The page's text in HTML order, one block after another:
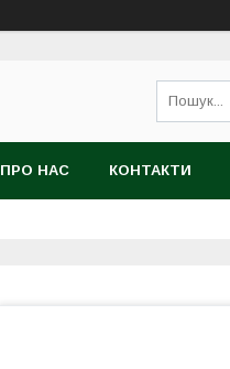
ПРО НАС КОНТАКТИ